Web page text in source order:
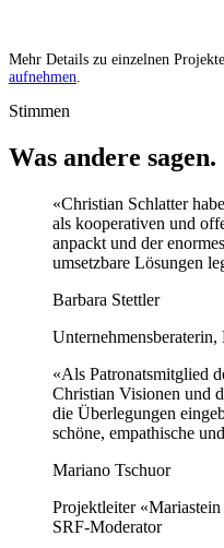
Mehr Details zu einzelnen
aufnehmen.
Stimmen
Was andere sagen.
«Christian Schlatter
als kooperativen und
anpackt und der
umsetzbare Lösungen
Barbara Stettler
Unternehmensberaterin,
«Als Patronatsmitglied
Christian Visionen und
die Überlegungen
schöne, empathische
Mariano Tschuor
Projektleiter
SRF-Moderator